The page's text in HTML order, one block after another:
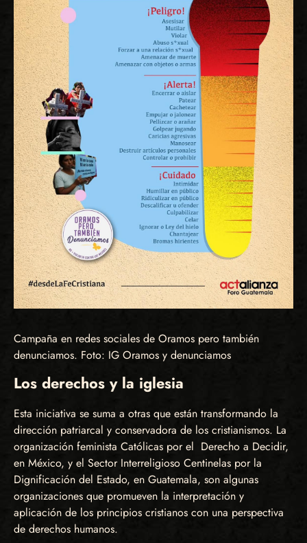
Campaña en redes sociales de Oramos pero también
denunciamos. Foto: IG Oramos y denunciamos
Los derechos y la iglesia
Esta iniciativa se suma a otras que están transformando la
dirección patriarcal y conservadora de los cristianismos. La
organización feminista Católicas por el Derecho a Decidir,
en México, y el Sector Interreligioso Centinelas por la
Dignificación del Estado, en Guatemala, son algunas
organizaciones que promueven la interpretación y
aplicación de los principios cristianos con una perspectiva
de derechos humanos.